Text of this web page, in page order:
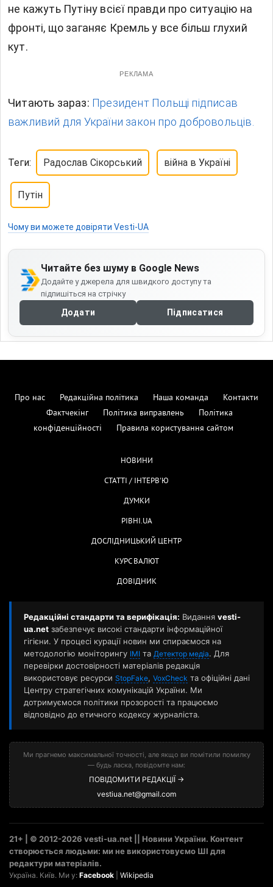
не кажуть Путіну всієї правди про ситуацію на
фронті, що заганяє Кремль у все більш глухий
кут.
РЕКЛАМА
Читають зараз: Президент Польщі підписав
важливий для України закон про добровольців.
Теги: Радослав Сікорський війна в Україні
Путін
Чому ви можете довіряти Vesti-UA
Читайте без шуму в Google News
Додайте у джерела для швидкого доступу та
підпишіться на стрічку
Додати Підписатися
Про нас Редакційна політика Наша команда
Контакти
Фактчекінг
Політика виправлень
Політика
конфіденційності
Правила користування сайтом
НОВИНИ
СТАТТІ / ІНТЕРВ'Ю
ДУМКИ
РІВНІ.UA
ДОСЛІДНИЦЬКИЙ ЦЕНТР
КУРС ВАЛЮТ
ДОВІДНИК
Редакційні стандарти та верифікація: Видання vesti-
ua.net забезпечує високі стандарти інформаційної
гігієни. У процесі курації новин ми спираємося на
методологію моніторингу ІМІ та Детектор медіа. Для
перевірки достовірності матеріалів редакція
використовує ресурси StopFake, VoxCheck та офіційні дані
Центру стратегічних комунікацій України. Ми
дотримуємося політики прозорості та працюємо
відповідно до етичного кодексу журналіста.
Ми прагнемо максимальної точності, але якщо ви помітили помилку
— будь ласка, повідомте нам:
ПОВІДОМИТИ РЕДАКЦІЇ →
vestiua.net@gmail.com
21+ | © 2012-2026 vesti-ua.net || Новини України. Контент
створюється людьми: ми не використовуємо ШІ для
редактури матеріалів.
Україна. Київ. Ми у: Facebook Wikipedia